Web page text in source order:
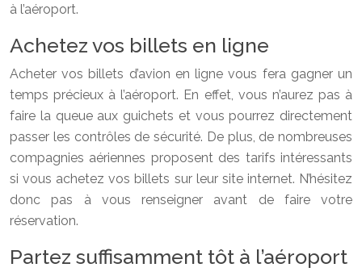
à l’aéroport.
Achetez vos billets en ligne
Acheter vos billets d’avion en ligne vous fera gagner un
temps précieux à l’aéroport. En effet, vous n’aurez pas à
faire la queue aux guichets et vous pourrez directement
passer les contrôles de sécurité. De plus, de nombreuses
compagnies aériennes proposent des tarifs intéressants
si vous achetez vos billets sur leur site internet. N’hésitez
donc pas à vous renseigner avant de faire votre
réservation.
Partez suffisamment tôt à l’aéroport